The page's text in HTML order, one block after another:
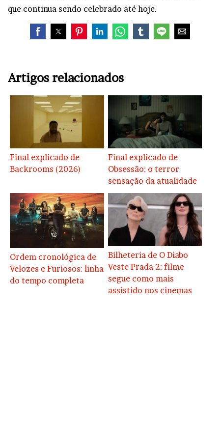
que continua sendo celebrado até hoje.
Artigos relacionados
Final explicado de
Backrooms (2026)
Final explicado de
Obsessão: o terror
sensação da atualidade
Ordem cronológica de
Velozes e Furiosos: linha
do tempo completa
Bilheteria de O Diabo
Veste Prada 2: filme
segue como mais
assistido nos cinemas